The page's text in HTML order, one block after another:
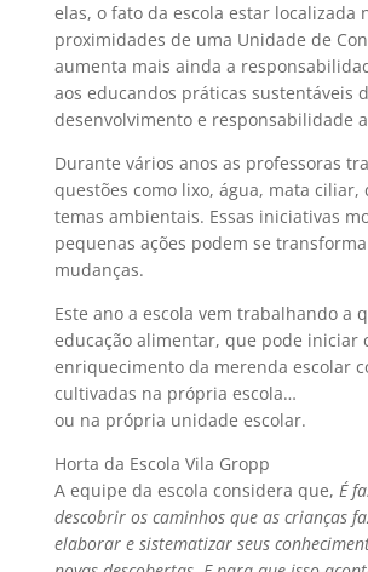
elas, o fato da escola estar localizada
proximidades de uma Unidade de
aumenta mais ainda a
aos educandos práticas sustentáveis
desenvolvimento e responsabilidade
Durante vários anos as professoras
questões como lixo, água, mata ciliar,
temas ambientais. Essas iniciativas
pequenas ações podem se
mudanças.
Este ano a escola vem trabalhando a
educação alimentar, que pode iniciar
enriquecimento da merenda escolar
cultivadas na própria escola…
ou na própria unidade escolar.
Horta da Escola Vila Gropp
A equipe da escola considera que, É
descobrir os caminhos que as crianças
elaborar e sistematizar seus